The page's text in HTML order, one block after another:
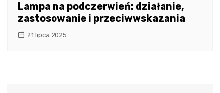
Lampa na podczerwień: działanie,
zastosowanie i przeciwwskazania
21 lipca 2025